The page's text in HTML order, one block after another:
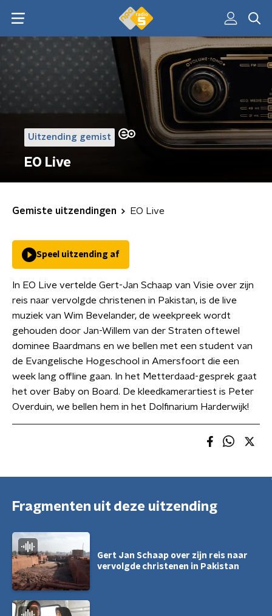
Uitzending gemist
EO Live
Gemiste uitzendingen EO Live
Speel uitzending af
In EO Live vertelde Gert-Jan Schaap van Visie over zijn
reis naar vervolgde christenen in Pakistan, is de live
muziek van Wim Bevelander, de weekpreek wordt
gehouden door Jan-Willem van der Straten oftewel
dominee Baardmans en we bellen met een student van
de Evangelische Hogeschool in Amersfoort die een
week lang offline gaan. In het Metterdaad-gesprek gaat
het over Baby on Board. De kleedkamerartiest is Peter
Overduin, we bellen hem in het Dolfinarium Harderwijk!
Fragmenten uit deze uitzending
Gert Jan Schaap over zijn reis naar
vervolgde christenen in Pakistan